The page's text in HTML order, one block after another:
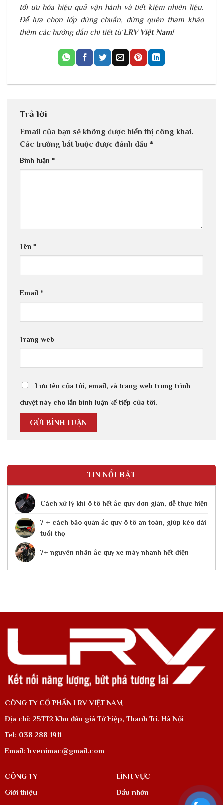
tối ưu hóa hiệu quả vận hành và tiết kiệm nhiên liệu.
Để lựa chọn lốp đúng chuẩn, đừng quên tham khảo
thêm các hướng dẫn chi tiết từLRV Việt Nam!
Trả lời
Email của bạn sẽ không được hiển thị công khai.
Các trường bắt buộc được đánh dấu *
Bình luận *
Tên *
Email *
Trang web
Lưu tên của tôi, email, và trang web trong trình
duyệt này cho lần bình luận kế tiếp của tôi.
TIN NỔI BẬT
Cách xử lý khi ô tô hết ắc quy​ đơn giản, dễ thực hiện
7 + cách bảo quản ắc quy ô tô an toàn, giúp kéo dài
tuổi thọ
7+ nguyên nhân ắc quy xe máy nhanh hết điện
CÔNG TY CỔ PHẦN LRV VIỆT NAM
Địa chỉ: 25TT2 Khu đấu giá Tứ Hiệp, Thanh Trì, Hà Nội
Tel: 038 288 1911
Email: lrvenimac@gmail.com
CÔNG TY
Giới thiệu
LĨNH VỰC
Dầu nhờn